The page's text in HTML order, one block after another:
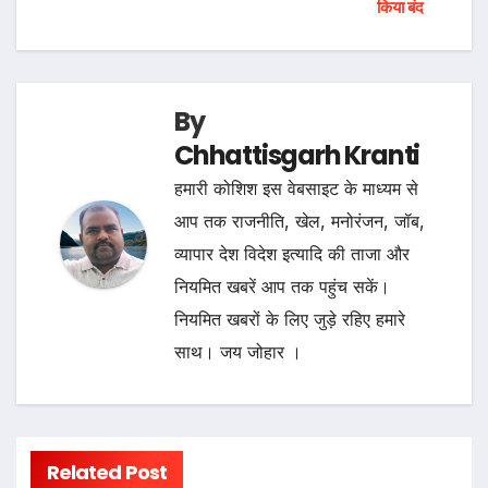
किया बंद
By
Chhattisgarh Kranti
हमारी कोशिश इस वेबसाइट के माध्यम से
आप तक राजनीति, खेल, मनोरंजन, जॉब,
व्यापार देश विदेश इत्यादि की ताजा और
नियमित खबरें आप तक पहुंच सकें।
नियमित खबरों के लिए जुड़े रहिए हमारे
साथ। जय जोहार ।
Related Post